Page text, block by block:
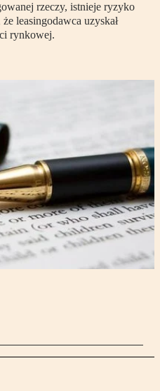
rzeczy, istnieje ryzyko
leasingodawca uzyskał
rynkowej.